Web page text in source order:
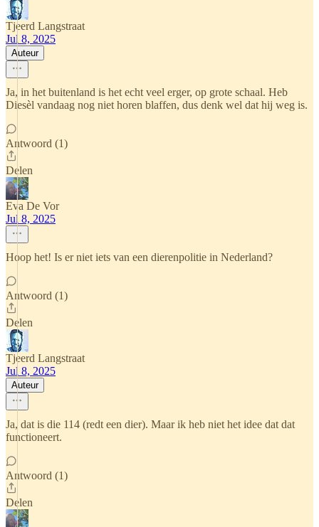
Tjeerd Langstraat
Jul 8, 2025
Auteur
Ja, in het buitenland is het echt veel erger, op grote schaal. Heb
Diesèl vandaag nog niet horen blaffen, dus denk wel dat hij weg is.
Antwoord (1)
Delen
Eva De Vor
Jul 8, 2025
Hoop het! Is er niet iets van een dierenpolitie in Nederland?
Antwoord (1)
Delen
Tjeerd Langstraat
Jul 8, 2025
Auteur
Ja, dat is die 114 (redt een dier). Maar ik heb niet het idee dat dat
functioneert.
Antwoord (1)
Delen